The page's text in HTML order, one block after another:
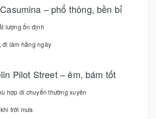
– phổ thông, bền bỉ
lượng ổn định
đi làm hằng ngày
Pilot Street – êm, bám tốt
hợp di chuyển thường xuyên
trời mưa